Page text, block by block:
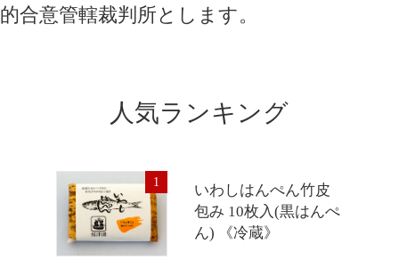
的合意管轄裁判所とします。
人気ランキング
1
いわしはんぺん竹皮
包み 10枚入(黒はんぺ
ん) 《冷蔵》